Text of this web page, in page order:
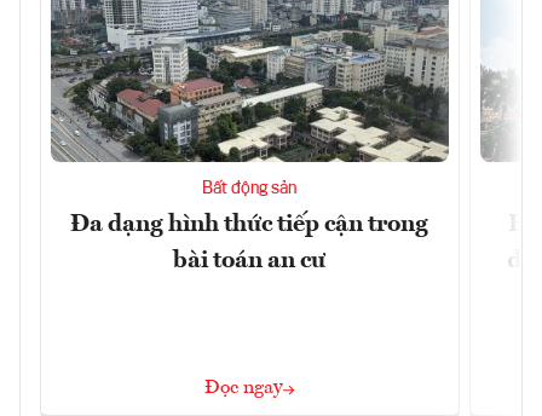
Bất động sản
Đa dạng hình thức tiếp cận trong
bài toán an cư
Đọc ngay